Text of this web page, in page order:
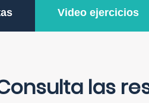
Video ejercicios
las